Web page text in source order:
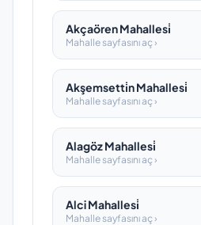
Akçaören Mahallesi̇
Mahalle sayfasını aç ›
Akşemsetti̇n Mahallesi̇
Mahalle sayfasını aç ›
Alagöz Mahallesi̇
Mahalle sayfasını aç ›
Alci Mahallesi̇
Mahalle sayfasını aç ›